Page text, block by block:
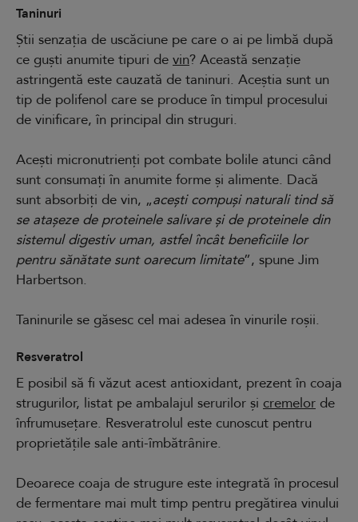
Taninuri
Știi senzația de uscăciune pe care o ai pe limbă după
ce guști anumite tipuri de vin? Această senzație
astringentă este cauzată de taninuri. Aceștia sunt un
tip de polifenol care se produce în timpul procesului
de vinificare, în principal din struguri.
Acești micronutrienți pot combate bolile atunci când
sunt consumați în anumite forme și alimente. Dacă
sunt absorbiți de vin, „acești compuși naturali tind să
se atașeze de proteinele salivare și de proteinele din
sistemul digestiv uman, astfel încât beneficiile lor
pentru sănătate sunt oarecum limitate”, spune Jim
Harbertson.
Taninurile se găsesc cel mai adesea în vinurile roșii.
Resveratrol
E posibil să fi văzut acest antioxidant, prezent în coaja
strugurilor, listat pe ambalajul serurilor și cremelor de
înfrumusețare. Resveratrolul este cunoscut pentru
proprietățile sale anti-îmbătrânire.
Deoarece coaja de strugure este integrată în procesul
de fermentare mai mult timp pentru pregătirea vinului